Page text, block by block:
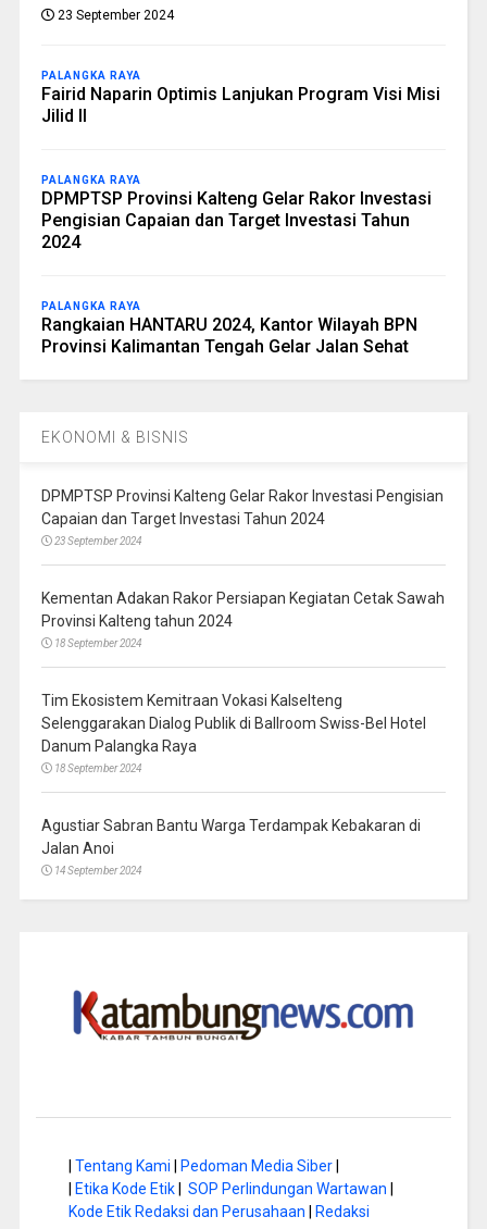
23 September 2024
PALANGKA RAYA
Fairid Naparin Optimis Lanjukan Program Visi Misi
Jilid II
PALANGKA RAYA
DPMPTSP Provinsi Kalteng Gelar Rakor Investasi
Pengisian Capaian dan Target Investasi Tahun
2024
PALANGKA RAYA
Rangkaian HANTARU 2024, Kantor Wilayah BPN
Provinsi Kalimantan Tengah Gelar Jalan Sehat
EKONOMI & BISNIS
DPMPTSP Provinsi Kalteng Gelar Rakor Investasi Pengisian
Capaian dan Target Investasi Tahun 2024
23 September 2024
Kementan Adakan Rakor Persiapan Kegiatan Cetak Sawah
Provinsi Kalteng tahun 2024
18 September 2024
Tim Ekosistem Kemitraan Vokasi Kalselteng
Selenggarakan Dialog Publik di Ballroom Swiss-Bel Hotel
Danum Palangka Raya
18 September 2024
Agustiar Sabran Bantu Warga Terdampak Kebakaran di
Jalan Anoi
14 September 2024
Tentang Kami Pedoman Media Siber|
Etika Kode Etik| SOP Perlindungan Wartawan
Kode Etik Redaksi dan Perusahaan
Redaksi